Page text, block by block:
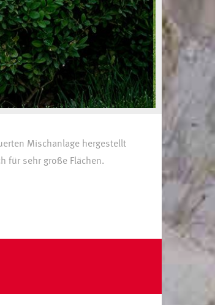
Mischanlage hergestellt
für sehr große Flächen.